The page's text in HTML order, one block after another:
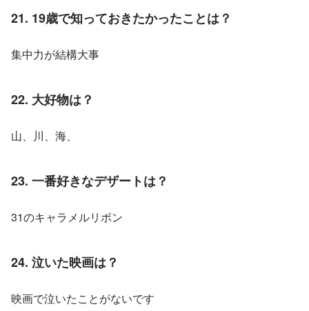
21. 19歳で知っておきたかったことは？
集中力が結構大事
22. 大好物は？
山、川、海、
23. 一番好きなデザートは？
31のキャラメルリボン
24. 泣いた映画は？
映画で泣いたことがないです